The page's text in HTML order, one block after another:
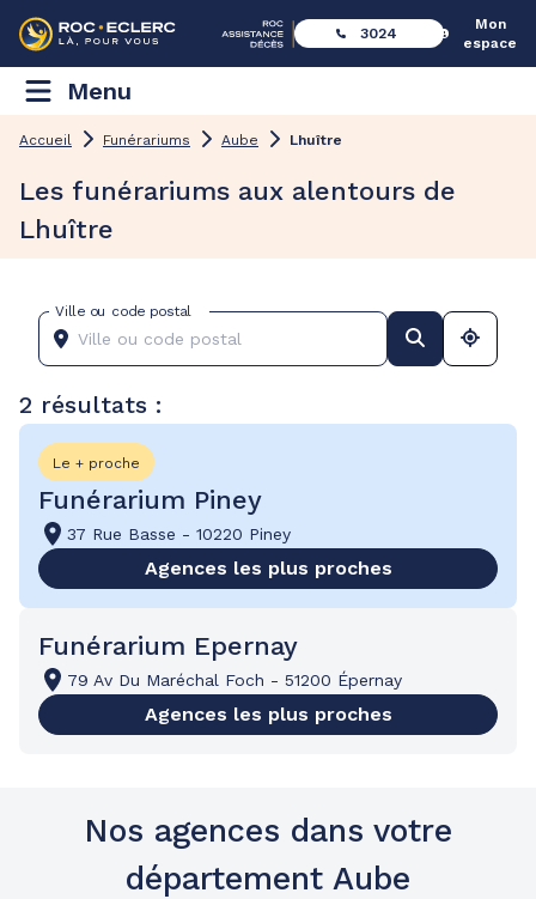
3024
Mon
espace
Menu
Accueil Funérariums Aube Lhuître
Les funérariums aux alentours de
Lhuître
Ville ou code postal
2 résultats :
Le + proche
Funérarium Piney
37 Rue Basse - 10220 Piney
Agences les plus proches
Funérarium Epernay
79 Av Du Maréchal Foch - 51200 Épernay
Agences les plus proches
Nos agences dans votre
département Aube